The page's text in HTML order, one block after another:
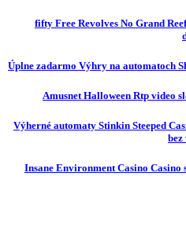
fifty Free Revolves No Grand
Úplne zadarmo Výhry na automatoch
Amusnet Halloween Rtp video
Výherné automaty Stinkin Steeped
bez
Insane Environment Casino Casino